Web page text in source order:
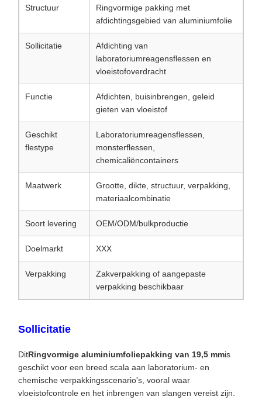
Structuur
Ringvormige pakking met
afdichtingsgebied van aluminiumfolie
Sollicitatie
Afdichting van
laboratoriumreagensflessen en
vloeistofoverdracht
Functie
Afdichten, buisinbrengen, geleid
gieten van vloeistof
Geschikt
flestype
Laboratoriumreagensflessen,
monsterflessen,
chemicaliëncontainers
Maatwerk
Grootte, dikte, structuur, verpakking,
materiaalcombinatie
Soort levering OEM/ODM/bulkproductie
Doelmarkt XXX
Verpakking
Zakverpakking of aangepaste
verpakking beschikbaar
Sollicitatie
DitRingvormige aluminiumfoliepakking van 19,5 mmis
geschikt voor een breed scala aan laboratorium- en
chemische verpakkingsscenario's, vooral waar
vloeistofcontrole en het inbrengen van slangen vereist zijn.